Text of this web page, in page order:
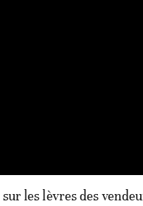
les lèvres des